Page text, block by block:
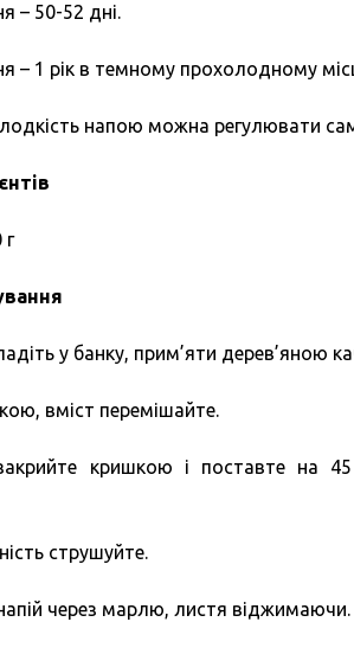
– 50-52 дні.
– 1 рік в темному прохолодному
напою можна регулювати
г
у банку, прим’яти дерев’яною
вміст перемішайте.
кришкою і поставте на
струшуйте.
через марлю, листя віджимаючи.